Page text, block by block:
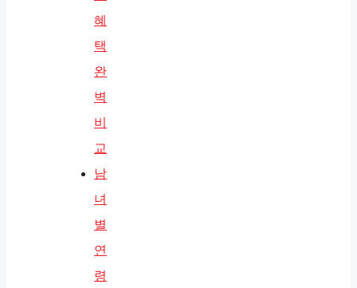
혜
택
완
벽
비
교
남
녀
별
연
령